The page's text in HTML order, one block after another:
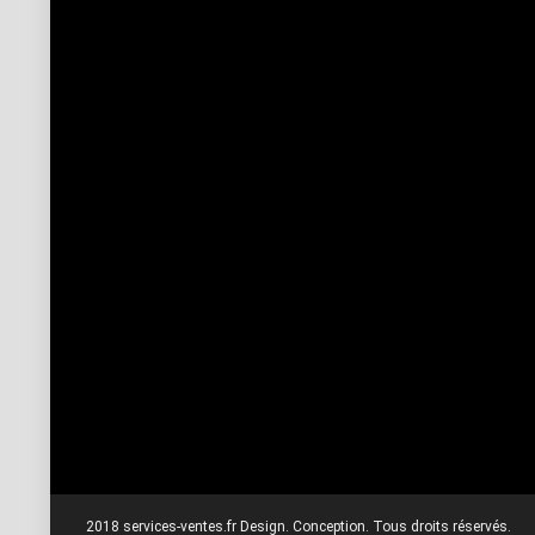
2018 services-ventes.fr Design. Conception. Tous droits réservés.